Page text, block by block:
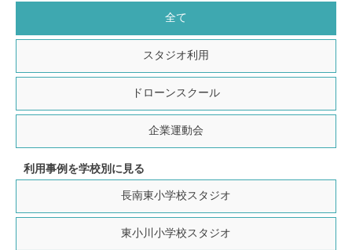
全て
スタジオ利用
ドローンスクール
企業運動会
利用事例を学校別に見る
長南東小学校スタジオ
東小川小学校スタジオ